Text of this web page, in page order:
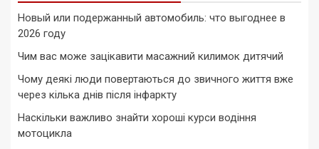
Новый или подержанный автомобиль: что выгоднее в
2026 году
Чим вас може зацікавити масажний килимок дитячий
Чому деякі люди повертаються до звичного життя вже
через кілька днів після інфаркту
Наскільки важливо знайти хороші курси водіння
мотоцикла